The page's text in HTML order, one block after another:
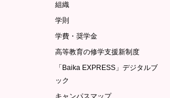
組織
学則
学費・奨学金
高等教育の修学支援新制度
「Baika EXPRESS」デジタルブ
ック